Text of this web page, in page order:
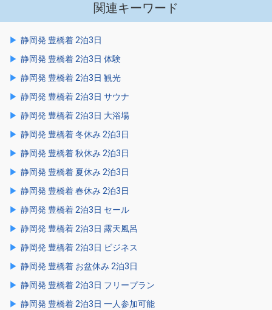
関連キーワード
静岡発 豊橋着 2泊3日
静岡発 豊橋着 2泊3日 体験
静岡発 豊橋着 2泊3日 観光
静岡発 豊橋着 2泊3日 サウナ
静岡発 豊橋着 2泊3日 大浴場
静岡発 豊橋着 冬休み 2泊3日
静岡発 豊橋着 秋休み 2泊3日
静岡発 豊橋着 夏休み 2泊3日
静岡発 豊橋着 春休み 2泊3日
静岡発 豊橋着 2泊3日 セール
静岡発 豊橋着 2泊3日 露天風呂
静岡発 豊橋着 2泊3日 ビジネス
静岡発 豊橋着 お盆休み 2泊3日
静岡発 豊橋着 2泊3日 フリープラン
静岡発 豊橋着 2泊3日 一人参加可能